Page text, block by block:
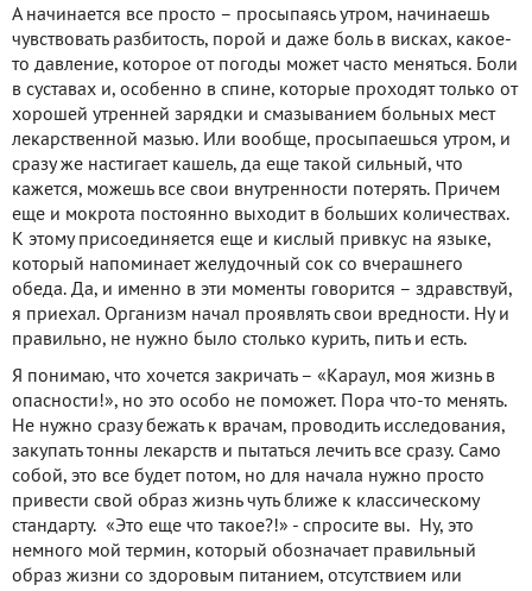
А начинается все просто – просыпаясь утром, начинаешь
чувствовать разбитость, порой и даже боль в висках, какое-
то давление, которое от погоды может часто меняться. Боли
в суставах и, особенно в спине, которые проходят только от
хорошей утренней зарядки и смазыванием больных мест
лекарственной мазью. Или вообще, просыпаешься утром, и
сразу же настигает кашель, да еще такой сильный, что
кажется, можешь все свои внутренности потерять. Причем
еще и мокрота постоянно выходит в больших количествах.
К этому присоединяется еще и кислый привкус на языке,
который напоминает желудочный сок со вчерашнего
обеда. Да, и именно в эти моменты говорится – здравствуй,
я приехал. Организм начал проявлять свои вредности. Ну и
правильно, не нужно было столько курить, пить и есть.
Я понимаю, что хочется закричать – «Караул, моя жизнь в
опасности!», но это особо не поможет. Пора что-то менять.
Не нужно сразу бежать к врачам, проводить исследования,
закупать тонны лекарств и пытаться лечить все сразу. Само
собой, это все будет потом, но для начала нужно просто
привести свой образ жизнь чуть ближе к классическому
стандарту. «Это еще что такое?!» - спросите вы. Ну, это
немного мой термин, который обозначает правильный
образ жизни со здоровым питанием, отсутствием или